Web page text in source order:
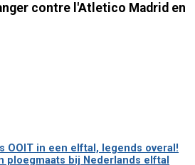
contre l'Atletico Madrid en
OOIT in een elftal, legends overal!
ploegmaats bij Nederlands elftal